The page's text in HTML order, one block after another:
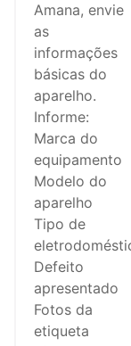
Amana, envie
as
informações
básicas do
aparelho.
Informe:
Marca do
equipamento
Modelo do
aparelho
Tipo de
Defeito
apresentado
Fotos da
etiqueta